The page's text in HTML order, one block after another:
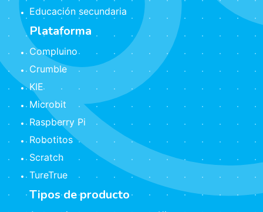
Educación secundaria
Plataforma
Compluino
Crumble
KIE
Microbit
Raspberry Pi
Robotitos
Scratch
TureTrue
Tipos de producto